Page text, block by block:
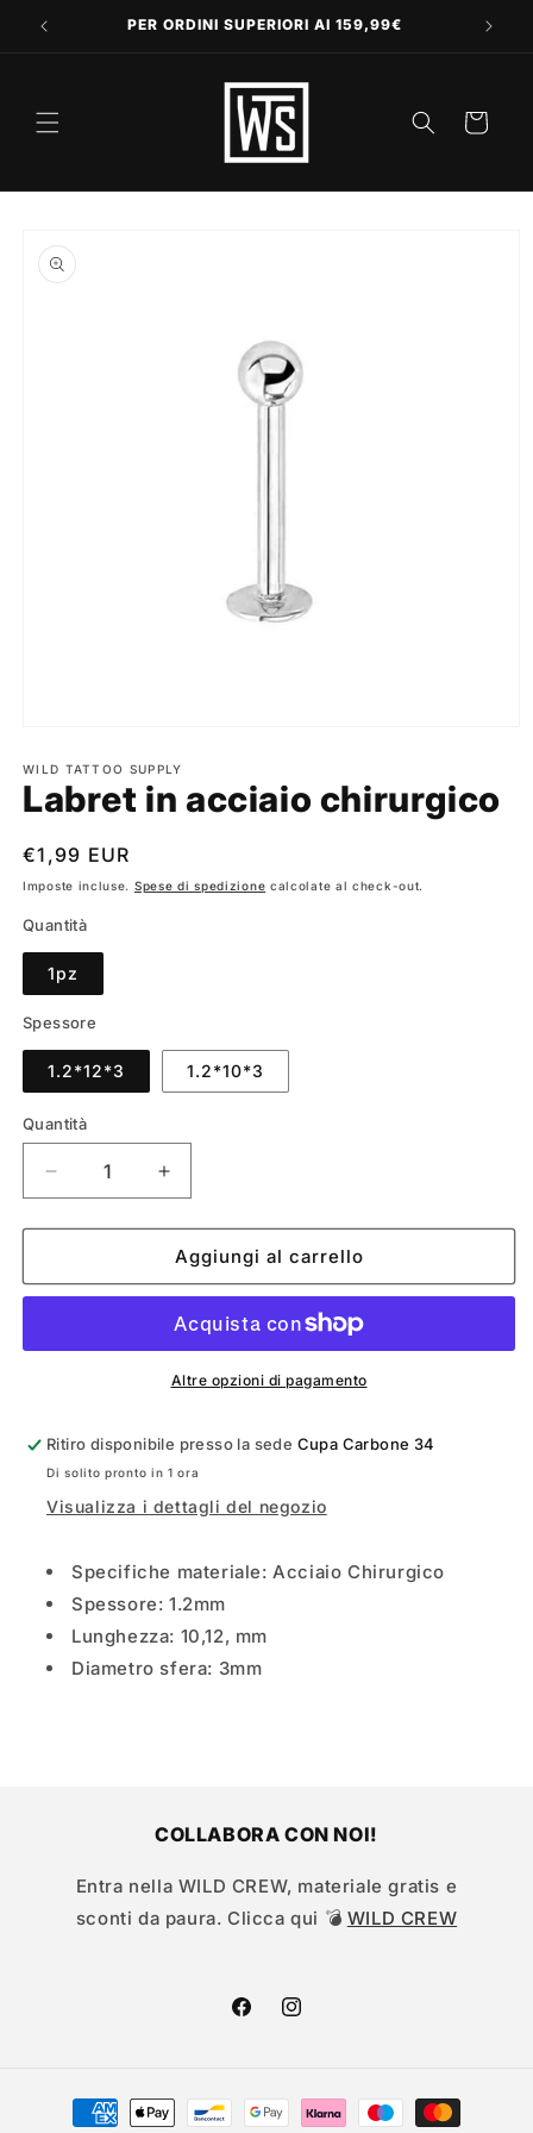
direttamentePER ORDINI SUPERIORI AI 159,99€
Carrello
informazioni
sul prodotto
multimediali
1
in
WILD TATTOO SUPPLY
Labret in acciaio chirurgico
Prezzo
di
€1,99 EUR
Imposte incluse. Spese di spedizione calcolate al check-out.
Quantità
1pz
Spessore
1.2*12*3 1.2*10*3
Quantità
Diminuisci
quantità
per
in
Aumenta
quantità
per
Labret
in
chirurgico
Aggiungi al carrello
Altre opzioni di pagamento
Ritiro disponibile presso la sede Cupa Carbone 34
Di solito pronto in 1 ora
Visualizza i dettagli del negozio
Specifiche materiale: Acciaio Chirurgico
Spessore: 1.2mm
Lunghezza: 10,12, mm
Diametro sfera: 3mm
COLLABORA CON NOI!
Entra nella WILD CREW, materiale gratis e
sconti da paura. Clicca qui 💣 WILD CREW
FacebookInstagram
Metodi